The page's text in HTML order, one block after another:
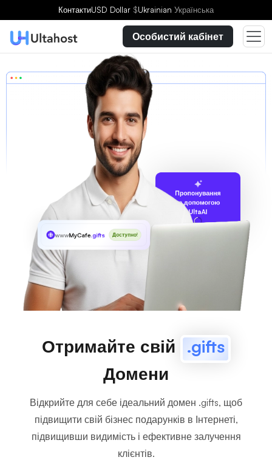
КонтактиUSD Dollar $Ukrainian Українська
Особистий кабінет
Пропонування
за допомогою
UltaAI
wwwMyCafe.gifts Доступно!
Отримайте свій .gifts
Домени
Відкрийте для себе ідеальний домен .gifts, щоб
підвищити свій бізнес подарунків в Інтернеті,
підвищивши видимість і ефективне залучення
клієнтів.